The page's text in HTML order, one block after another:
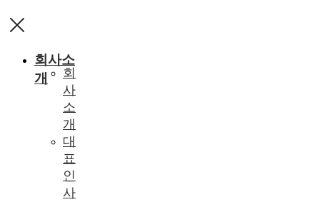
회사소
개
회
사
소
개
대
표
인
사